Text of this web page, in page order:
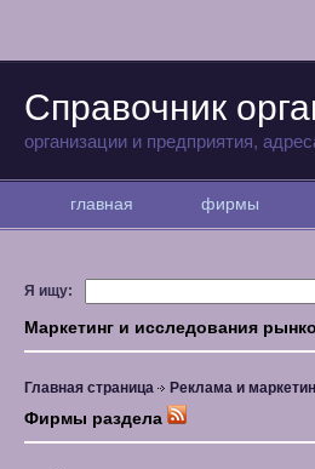
Справочник
организации и предприятия,
главная фирмы
Я ищу:
Маркетинг и исследования
Главная страница Реклама и
Фирмы раздела